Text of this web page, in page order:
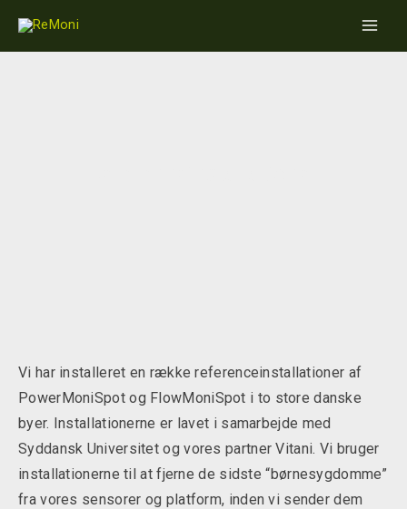
indholdet
Main
Vi har installeret en række referenceinstallationer af
PowerMoniSpot og FlowMoniSpot i to store danske
byer. Installationerne er lavet i samarbejde med
Syddansk Universitet og vores partner Vitani. Vi bruger
installationerne til at fjerne de sidste “børnesygdomme”
fra vores sensorer og platform, inden vi sender dem